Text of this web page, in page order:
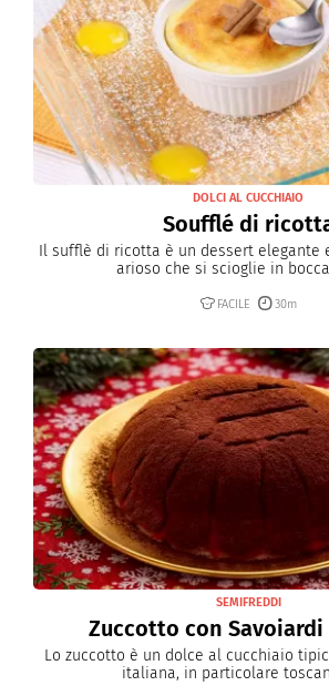
DOLCI AL CUCCHIAIO
Soufflé di
Il sufflè di ricotta è un dessert elegante
arioso che si scioglie in
FACILE 30m
SEMIFREDDI
Zuccotto con Savoiardi
Lo zuccotto è un dolce al cucchiaio
italiana, in particolare